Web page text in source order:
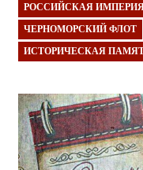
РОССИЙСКАЯ
ЧЕРНОМОРСКИЙ ФЛОТ
ИСТОРИЧЕСКАЯ